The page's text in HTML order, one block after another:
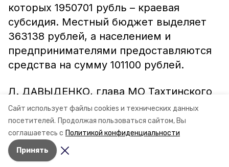
Сайт использует файлы cookies и технических данных
посетителей. Продолжая пользоваться сайтом, Вы
соглашаетесь с Политикой конфиденциальности
Принять
которых 1950701 рубль – краевая
субсидия. Местный бюджет выделяет
363138 рублей, а населением и
предпринимателями предоставляются
средства на сумму 101100 рублей.
Л. ДАВЫДЕНКО, глава МО Тахтинского
сельсовета.